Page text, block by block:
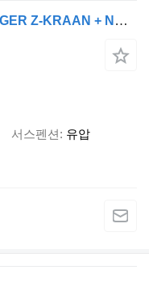
GINAF CF 410 / 6x4/6x6 / PALFINGER Z-KRAAN + NCH CONTAINER SYSTEEM
서스펜션 유압